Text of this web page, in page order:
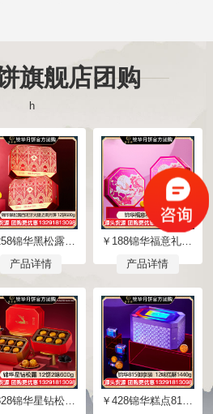
旗舰店团购
һ
￥258锦华黑松露西班牙火腿坚果月饼礼盒12饼600g双层礼盒广式月饼苏式月饼港式流心奶黄月饼中秋礼盒锦华食品旗舰店团购【黑松露西班牙火腿坚果月饼】礼盒装600g
产品详情
￥188锦华福意礼糕点礼盒31糕酥饼900g双层礼盒中式糕点网红零食休闲食品礼包礼盒锦华食品旗舰店团购【福意礼】礼盒装900g
产品详情
￥328锦华星钻松露月饼礼盒12饼2味600g双层礼盒广式月饼苏式月饼港式流心奶黄月饼中秋礼盒锦华月饼官方网站团购【星钻松露月饼】礼盒装600g